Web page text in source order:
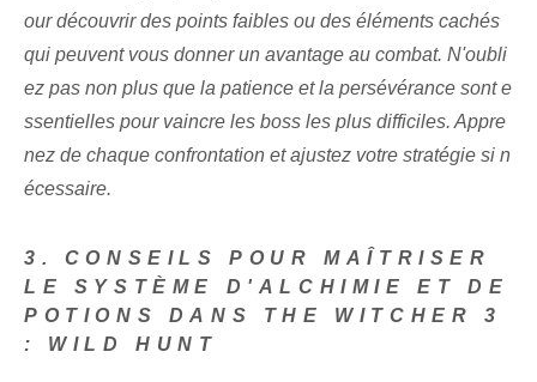
our découvrir des points faibles ou des éléments cachés
qui peuvent vous donner un avantage au combat. N'oubli
ez pas non plus que la patience et la persévérance sont e
ssentielles pour vaincre les boss les plus difficiles. Appre
nez de chaque confrontation et ajustez votre stratégie si n
écessaire.
3. CONSEILS POUR MAÎTRISER
LE SYSTÈME D'ALCHIMIE ET DE
POTIONS DANS THE WITCHER 3
: WILD HUNT